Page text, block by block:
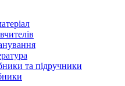
та підручники